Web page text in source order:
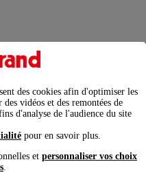
du verre, design du métal,
noblesse des matières
des cookies afin d'optimiser les
vidéos et des remontées de
d'analyse de l'audience du site
pour en savoir plus.
et personnaliser vos choix